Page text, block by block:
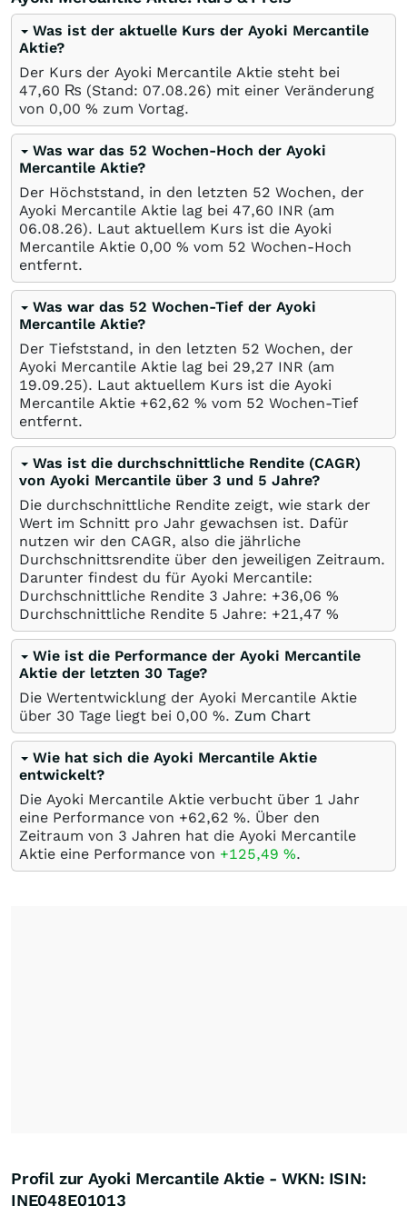
Was ist der aktuelle Kurs der Ayoki Mercantile
Aktie?
Der Kurs der Ayoki Mercantile Aktie steht bei
47,60 ₨ (Stand: 07.08.26) mit einer Veränderung
von 0,00 % zum Vortag.
Was war das 52 Wochen-Hoch der Ayoki
Mercantile Aktie?
Der Höchststand, in den letzten 52 Wochen, der
Ayoki Mercantile Aktie lag bei 47,60 INR (am
06.08.26). Laut aktuellem Kurs ist die Ayoki
Mercantile Aktie 0,00 % vom 52 Wochen-Hoch
entfernt.
Was war das 52 Wochen-Tief der Ayoki
Mercantile Aktie?
Der Tiefststand, in den letzten 52 Wochen, der
Ayoki Mercantile Aktie lag bei 29,27 INR (am
19.09.25). Laut aktuellem Kurs ist die Ayoki
Mercantile Aktie +62,62 % vom 52 Wochen-Tief
entfernt.
Was ist die durchschnittliche Rendite (CAGR)
von Ayoki Mercantile über 3 und 5 Jahre?
Die durchschnittliche Rendite zeigt, wie stark der
Wert im Schnitt pro Jahr gewachsen ist. Dafür
nutzen wir den CAGR, also die jährliche
Durchschnittsrendite über den jeweiligen Zeitraum.
Darunter findest du für Ayoki Mercantile:
Durchschnittliche Rendite 3 Jahre: +36,06 %
Durchschnittliche Rendite 5 Jahre: +21,47 %
Wie ist die Performance der Ayoki Mercantile
Aktie der letzten 30 Tage?
Die Wertentwicklung der Ayoki Mercantile Aktie
über 30 Tage liegt bei 0,00 %. Zum Chart
Wie hat sich die Ayoki Mercantile Aktie
entwickelt?
Die Ayoki Mercantile Aktie verbucht über 1 Jahr
eine Performance von +62,62 %. Über den
Zeitraum von 3 Jahren hat die Ayoki Mercantile
Aktie eine Performance von +125,49 %.
Profil zur Ayoki Mercantile Aktie - WKN: ISIN:
INE048E01013